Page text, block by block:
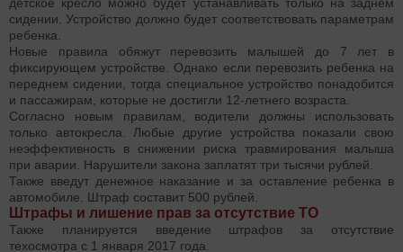
сидении. Устройство должно будет соответствовать параметрам
ребенка.
Новые правила обяжут перевозить малышей до 7 лет в
фиксирующем устройстве. Однако если перевозить ребенка на
переднем сидении, тогда специальное устройство понадобится
и пассажирам, которые не достигли 12-летнего возраста.
Согласно новым правилам, водители должны использовать
только автокресла. Любые другие устройства показали свою
неэффективность в снижении риска травмирования малыша
при аварии. Нарушители закона заплатят три тысячи рублей.
Также введут денежное наказание и за оставление ребенка в
автомобиле. Штраф составит 500 рублей.
Штрафы и лишение прав за отсутствие ТО
Также планируется введение штрафов за отсутствие
техосмотра с 1 января 2017 года.